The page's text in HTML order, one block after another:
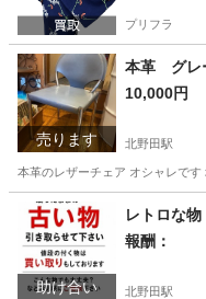
プリフラ
売ります
本革 グ
10,000円
北野田駅
本革のレザーチェア オシャレで
大阪 堺市 北野田駅
助け合い
レトロな
報酬：
北野田駅